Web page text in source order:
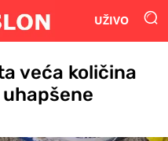
UŽIVO
veća količina